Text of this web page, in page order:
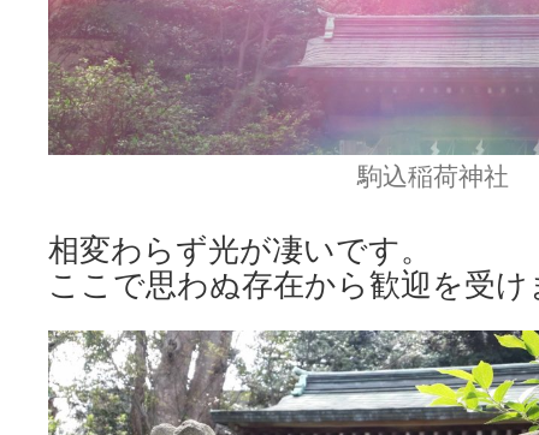
駒込稲荷神社
相変わらず光が凄いです。
ここで思わぬ存在から歓迎を受